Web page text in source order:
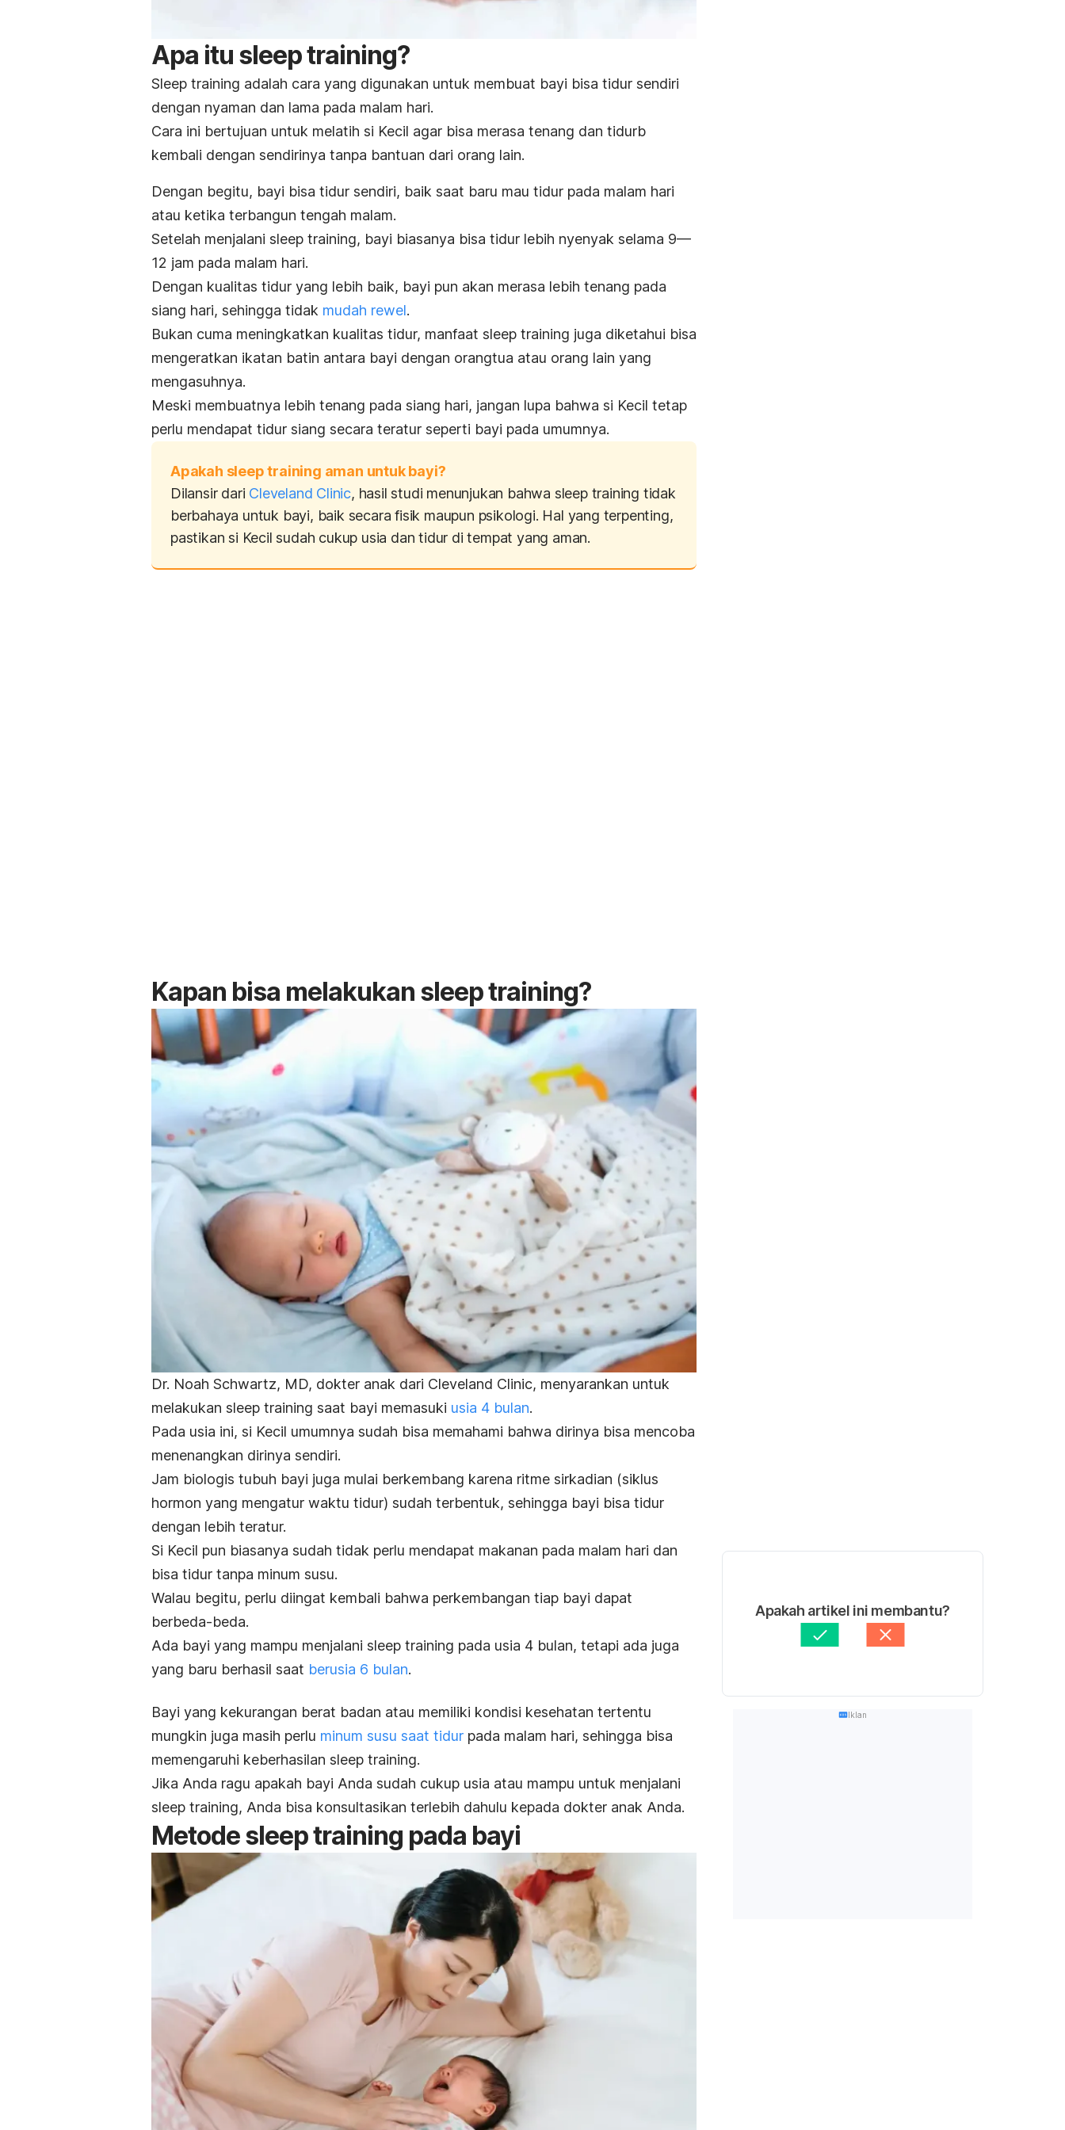
Apa itu sleep training?
Sleep training adalah cara yang digunakan untuk membuat bayi bisa tidur sendiri
dengan nyaman dan lama pada malam hari.
Cara ini bertujuan untuk melatih si Kecil agar bisa merasa tenang dan tidurb
kembali dengan sendirinya tanpa bantuan dari orang lain.
Dengan begitu, bayi bisa tidur sendiri, baik saat baru mau tidur pada malam hari
atau ketika terbangun tengah malam.
Setelah menjalani sleep training, bayi biasanya bisa tidur lebih nyenyak selama 9—
12 jam pada malam hari.
Dengan kualitas tidur yang lebih baik, bayi pun akan merasa lebih tenang pada
siang hari, sehingga tidak mudah rewel.
Bukan cuma meningkatkan kualitas tidur, manfaat sleep training juga diketahui bisa
mengeratkan ikatan batin antara bayi dengan orangtua atau orang lain yang
mengasuhnya.
Meski membuatnya lebih tenang pada siang hari, jangan lupa bahwa si Kecil tetap
perlu mendapat tidur siang secara teratur seperti bayi pada umumnya.
Apakah sleep training aman untuk bayi?
Dilansir dari Cleveland Clinic, hasil studi menunjukan bahwa sleep training tidak
berbahaya untuk bayi, baik secara fisik maupun psikologi. Hal yang terpenting,
pastikan si Kecil sudah cukup usia dan tidur di tempat yang aman.
Kapan bisa melakukan sleeptraining?
Dr. Noah Schwartz, MD, dokter anak dari Cleveland Clinic, menyarankan untuk
melakukan sleep training saat bayi memasuki usia 4 bulan.
Pada usia ini, si Kecil umumnya sudah bisa memahami bahwa dirinya bisa mencoba
menenangkan dirinya sendiri.
Jam biologis tubuh bayi juga mulai berkembang karena ritme sirkadian (siklus
hormon yang mengatur waktu tidur) sudah terbentuk, sehingga bayi bisa tidur
dengan lebih teratur.
Si Kecil pun biasanya sudah tidak perlu mendapat makanan pada malam hari dan
bisa tidur tanpa minum susu.
Walau begitu, perlu diingat kembali bahwa perkembangan tiap bayi dapat
berbeda-beda.
Ada bayi yang mampu menjalani sleep training pada usia 4 bulan, tetapi ada juga
yang baru berhasil saat berusia 6 bulan.
Bayi yang kekurangan berat badan atau memiliki kondisi kesehatan tertentu
mungkin juga masih perlu minum susu saat tidur pada malam hari, sehingga bisa
memengaruhi keberhasilan sleep training.
Jika Anda ragu apakah bayi Anda sudah cukup usia atau mampu untuk menjalani
sleep training, Anda bisa konsultasikan terlebih dahulu kepada dokter anak Anda.
Metodesleep training pada bayi
Apakah artikel ini membantu?
Iklan